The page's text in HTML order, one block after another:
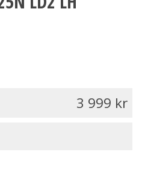
3 999